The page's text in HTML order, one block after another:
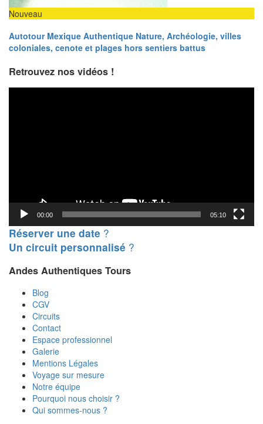
Nouveau
Autotour Mexique Authentique Nature, Archéologie, villes
coloniales, cenote et plages hors sentiers battus
Retrouvez nos vidéos !
00:00 05:10
Réserver une date ?
Un circuit personnalisé ?
Andes Authentiques Tours
Blog
CGV
Circuits
Contact
Espace professionnel
Galerie
Mentions Légales
Voyage sur mesure
Notre équipe
Pourquoi nous choisir ?
Qui sommes-nous ?